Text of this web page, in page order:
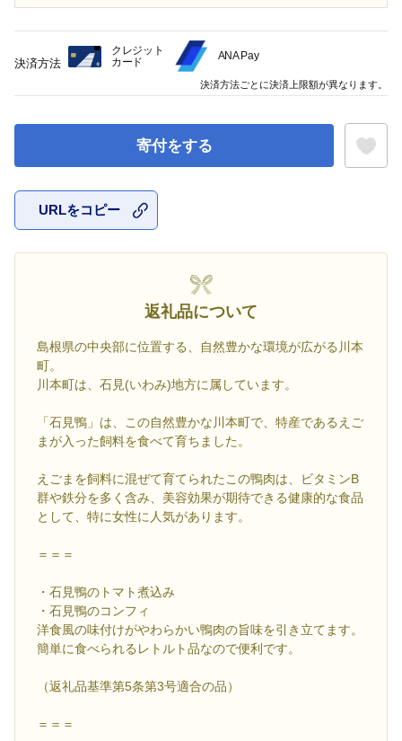
寄付をする
URLをコピー
返礼品について
島根県の中央部に位置する、自然豊かな環境が広がる川本
町。
川本町は、石見(いわみ)地方に属しています。
「石見鴨」は、この自然豊かな川本町で、特産であるえご
まが入った飼料を食べて育ちました。
えごまを飼料に混ぜて育てられたこの鴨肉は、ビタミンB
群や鉄分を多く含み、美容効果が期待できる健康的な食品
として、特に女性に人気があります。
＝＝＝
・石見鴨のトマト煮込み
・石見鴨のコンフィ
洋食風の味付けがやわらかい鴨肉の旨味を引き立てます。
簡単に食べられるレトルト品なので便利です。
（返礼品基準第5条第3号適合の品）
＝＝＝
決済方法
クレジット
カード
ANA Pay
決済方法ごとに決済上限額が異なります。